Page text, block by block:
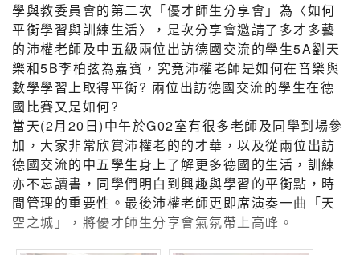
學與教委員會的第二次「優才師生分享會」為〈如何
平衡學習與訓練生活〉，是次分享會邀請了多才多藝
的沛權老師及中五級兩位出訪德國交流的學生5A劉天
樂和5B李柏弦為嘉賓，究竟沛權老師是如何在音樂與
數學學習上取得平衡? 兩位出訪德國交流的學生在德
國比賽又是如何?
當天(2月20日)中午於G02室有很多老師及同學到場參
加，大家非常欣賞沛權老的的才華，以及從兩位出訪
德國交流的中五學生身上了解更多德國的生活，訓練
亦不忘讀書，同學們明白到興趣與學習的平衡點，時
間管理的重要性。最後沛權老師更即席演奏一曲「天
空之城」，將優才師生分享會氣氛帶上高峰。